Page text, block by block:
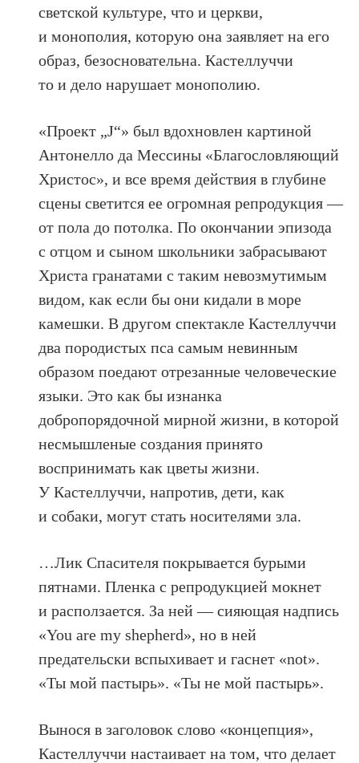
светской культуре, что и церкви,
и монополия, которую она заявляет на его
образ, безосновательна. Кастеллуччи
то и дело нарушает монополию.
«Проект „J“» был вдохновлен картиной
Антонелло да Мессины «Благословляющий
Христос», и все время действия в глубине
сцены светится ее огромная репродукция —
от пола до потолка. По окончании эпизода
с отцом и сыном школьники забрасывают
Христа гранатами с таким невозмутимым
видом, как если бы они кидали в море
камешки. В другом спектакле Кастеллуччи
два породистых пса самым невинным
образом поедают отрезанные человеческие
языки. Это как бы изнанка
добропорядочной мирной жизни, в которой
несмышленые создания принято
воспринимать как цветы жизни.
У Кастеллуччи, напротив, дети, как
и собаки, могут стать носителями зла.
…Лик Спасителя покрывается бурыми
пятнами. Пленка с репродукцией мокнет
и расползается. За ней — сияющая надпись
«You are my shepherd», но в ней
предательски вспыхивает и гаснет «not».
«Ты мой пастырь». «Ты не мой пастырь».
Вынося в заголовок слово «концепция»,
Кастеллуччи настаивает на том, что делает